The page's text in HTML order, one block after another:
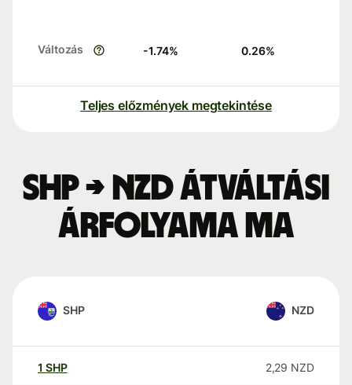
Változás -1.74% 0.26%
Teljes előzmények megtekintése
SHP → NZD átváltási
árfolyama ma
SHP NZD
1 SHP 2,29 NZD